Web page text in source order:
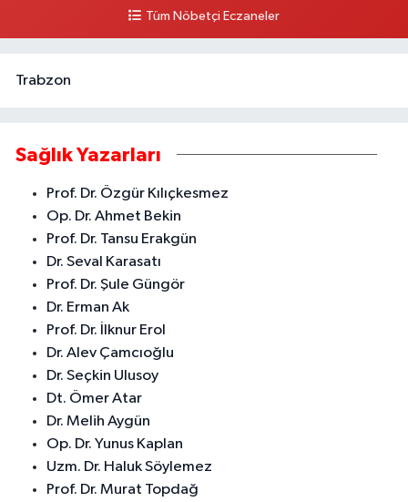
Tüm Nöbetçi Eczaneler
Trabzon
Sağlık Yazarları
Prof. Dr. Özgür Kılıçkesmez
Op. Dr. Ahmet Bekin
Prof. Dr. Tansu Erakgün
Dr. Seval Karasatı
Prof. Dr. Şule Güngör
Dr. Erman Ak
Prof. Dr. İlknur Erol
Dr. Alev Çamcıoğlu
Dr. Seçkin Ulusoy
Dt. Ömer Atar
Dr. Melih Aygün
Op. Dr. Yunus Kaplan
Uzm. Dr. Haluk Söylemez
Prof. Dr. Murat Topdağ